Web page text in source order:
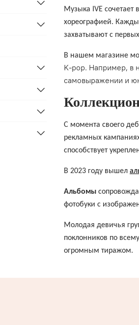
Музыка IVE
хореографией.
захватывают с
В нашем магазине
K-pop. Например, в
самовыражении и
С момента своего
рекламных
способствует
В 2023 году вышел
Альбомы
фотобуки с
Молодая девичья
поклонников по
огромным тиражом.